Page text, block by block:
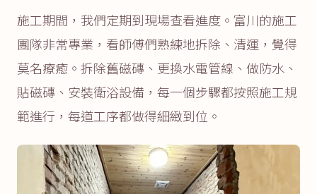
施工期間，我們定期到現場查看進度。富川的施工
團隊非常專業，看師傅們熟練地拆除、清運，覺得
莫名療癒。拆除舊磁磚、更換水電管線、做防水、
貼磁磚、安裝衛浴設備，每一個步驟都按照施工規
範進行，每道工序都做得細緻到位。